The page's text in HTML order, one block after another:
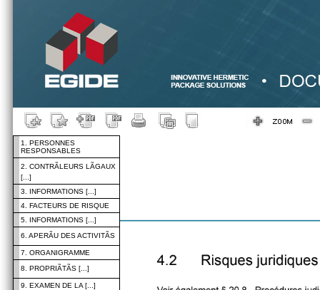
1. PERSONNES
RESPONSABLES
2. CONTRÃLEURS LÃGAUX
[...]
3. INFORMATIONS [...]
4. FACTEURS DE RISQUE
5. INFORMATIONS [...]
6. APERÃU DES ACTIVITÃS
7. ORGANIGRAMME
8. PROPRIÃTÃS [...]
9. EXAMEN DE LA [...]